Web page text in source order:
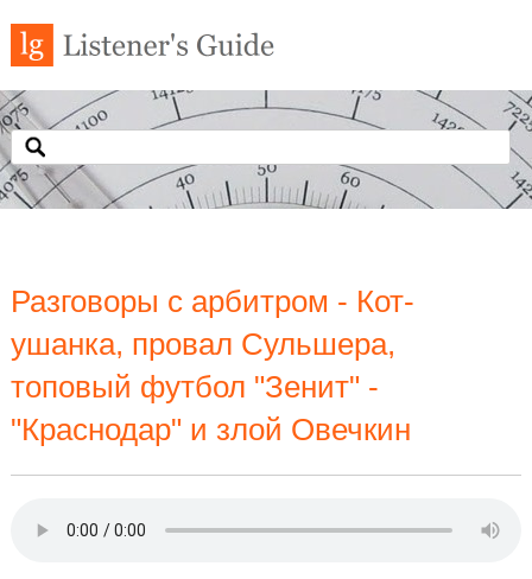
Разговоры с арбитром - Кот-
ушанка, провал Сульшера,
топовый футбол "Зенит" -
"Краснодар" и злой Овечкин